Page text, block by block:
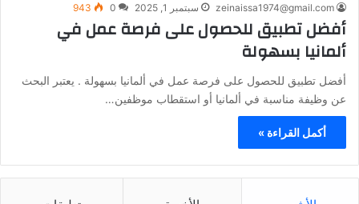
zeinaissa1974@gmail.com سبتمبر 1, 2025 0
943
أفضل تطبيق للحصول على فرصة عمل في
ألمانيا بسهولة
أفضل تطبيق للحصول على فرصة عمل في ألمانيا بسهولة . يعتبر البحث
عن وظيفة مناسبة في ألمانيا أو استقطاب موظفين…
أكمل القراءة »